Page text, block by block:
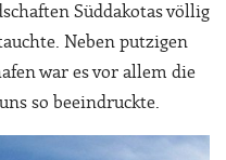
Süddakotas völlig
Neben putzigen
war es vor allem die
so beeindruckte.